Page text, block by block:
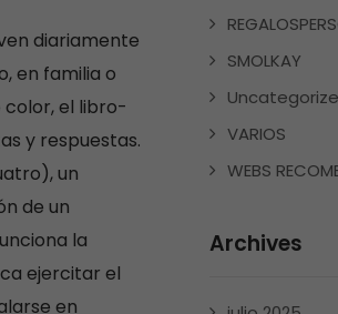
diariamente
en familia o
color, el libro-
y respuestas.
un
de un
la
ejercitar el
en
SMOLKAY
VARIOS
WEBS
Archives